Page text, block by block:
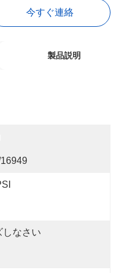
今すぐ連絡
製品説明
しなさい